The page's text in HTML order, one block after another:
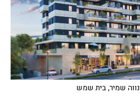
נווה שמיר, בית שמש